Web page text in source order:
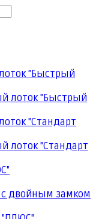
"Быстрый
лоток "Быстрый
"Стандарт
лоток "Стандарт
двойным замком